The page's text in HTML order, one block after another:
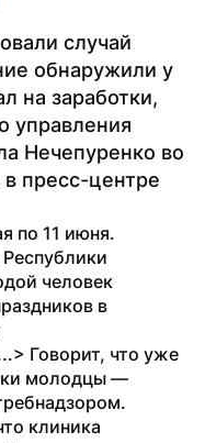
случай
обнаружили у
на заработки,
управления
Нечепуренко во
пресс-центре
по 11 июня.
человек
в
Говорит, что уже
молодцы —
клиника